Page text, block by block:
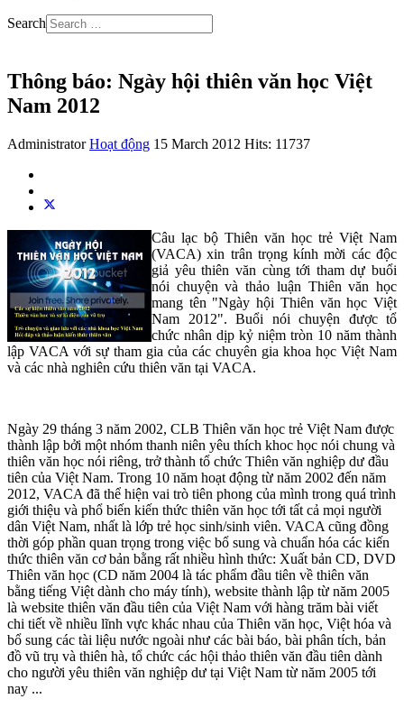
Search
Thông báo: Ngày hội thiên văn học Việt
Nam 2012
Administrator Hoạt động 15 March 2012 Hits: 11737
Câu lạc bộ Thiên văn học trẻ Việt Nam
(VACA) xin trân trọng kính mời các độc
giả yêu thiên văn cùng tới tham dự buổi
nói chuyện và thảo luận Thiên văn học
mang tên "Ngày hội Thiên văn học Việt
Nam 2012". Buổi nói chuyện được tổ
chức nhân dịp kỷ niệm tròn 10 năm thành
lập VACA với sự tham gia của các chuyên gia khoa học Việt Nam
và các nhà nghiên cứu thiên văn tại VACA.
Ngày 29 tháng 3 năm 2002, CLB Thiên văn học trẻ Việt Nam được
thành lập bởi một nhóm thanh niên yêu thích khoc học nói chung và
thiên văn học nói riêng, trở thành tổ chức Thiên văn nghiệp dư đầu
tiên của Việt Nam. Trong 10 năm hoạt động từ năm 2002 đến năm
2012, VACA đã thể hiện vai trò tiên phong của mình trong quá trình
giới thiệu và phổ biến kiến thức thiên văn học tới tất cả mọi người
dân Việt Nam, nhất là lớp trẻ học sinh/sinh viên. VACA cũng đồng
thời góp phần quan trọng trong việc bổ sung và chuẩn hóa các kiến
thức thiên văn cơ bản bằng rất nhiều hình thức: Xuất bản CD, DVD
Thiên văn học (CD năm 2004 là tác phẩm đầu tiên về thiên văn
bằng tiếng Việt dành cho máy tính), website thành lập từ năm 2005
là website thiên văn đầu tiên của Việt Nam với hàng trăm bài viết
chi tiết về nhiều lĩnh vực khác nhau của Thiên văn học, Việt hóa và
bổ sung các tài liệu nước ngoài như các bài báo, bài phân tích, bản
đồ vũ trụ và thiên hà, tổ chức các hội thảo thiên văn đầu tiên dành
cho người yêu thiên văn nghiệp dư tại Việt Nam từ năm 2005 tới
nay ...